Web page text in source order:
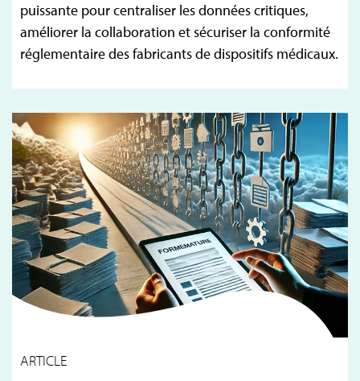
puissante pour centraliser les données critiques,
améliorer la collaboration et sécuriser la conformité
réglementaire des fabricants de dispositifs médicaux.
ARTICLE